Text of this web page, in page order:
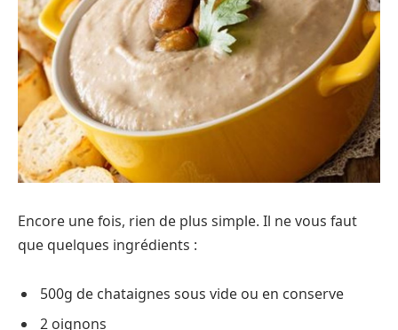
Encore une fois, rien de plus simple. Il ne vous faut
que quelques ingrédients :
500g de chataignes sous vide ou en conserve
2 oignons